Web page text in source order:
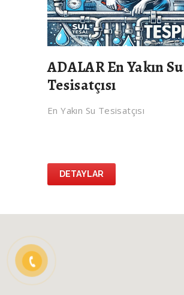
ADALAR En Yakın Su
Tesisatçısı
En Yakın Su Tesisatçısı
DETAYLAR